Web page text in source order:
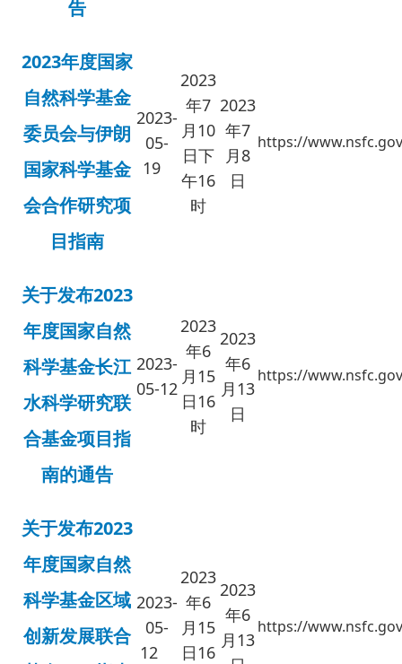
告
2023年度国家
自然科学基金
委员会与伊朗
国家科学基金
会合作研究项
目指南
2023-
05-
19
2023
年7
月10
日下
午16
时
2023
年7
月8
日
https://
关于发布2023
年度国家自然
科学基金长江
水科学研究联
合基金项目指
南的通告
2023-
05-12
2023
年6
月15
日16
时
2023
年6
月13
日
https://
关于发布2023
年度国家自然
科学基金区域
创新发展联合
2023-
05-
12
2023
年6
月15
日16
2023
年6
月13
https://